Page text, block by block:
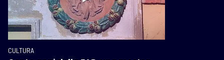
CULTURA